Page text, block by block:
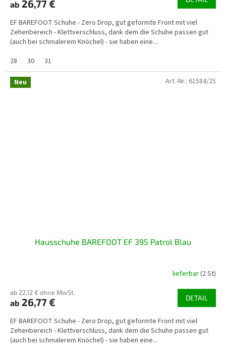
ab 26,77 €
EF BAREFOOT Schuhe - Zero Drop, gut geformte Front mit viel
Zehenbereich - Klettverschluss, dank dem die Schuhe passen gut
(auch bei schmalerem Knöchel) - sie haben eine...
28
30 31
Neu
Hausschuhe BAREFOOT EF 395 Patrol Blau
lieferbar(2 St)
ab 22,12 € ohne MwSt.
ab 26,77 € DETAIL
EF BAREFOOT Schuhe - Zero Drop, gut geformte Front mit viel
Zehenbereich - Klettverschluss, dank dem die Schuhe passen gut
(auch bei schmalerem Knöchel) - sie haben eine...
Art.-Nr.: 61584/25